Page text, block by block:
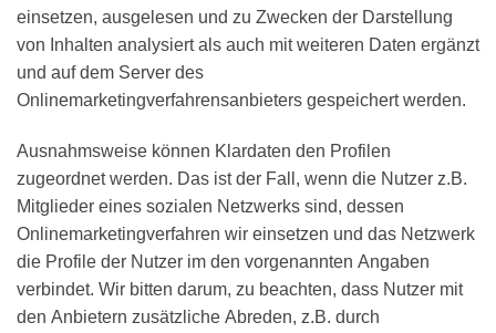
einsetzen, ausgelesen und zu Zwecken der Darstellung
von Inhalten analysiert als auch mit weiteren Daten ergänzt
und auf dem Server des
Onlinemarketingverfahrensanbieters gespeichert werden.
Ausnahmsweise können Klardaten den Profilen
zugeordnet werden. Das ist der Fall, wenn die Nutzer z.B.
Mitglieder eines sozialen Netzwerks sind, dessen
Onlinemarketingverfahren wir einsetzen und das Netzwerk
die Profile der Nutzer im den vorgenannten Angaben
verbindet. Wir bitten darum, zu beachten, dass Nutzer mit
den Anbietern zusätzliche Abreden, z.B. durch